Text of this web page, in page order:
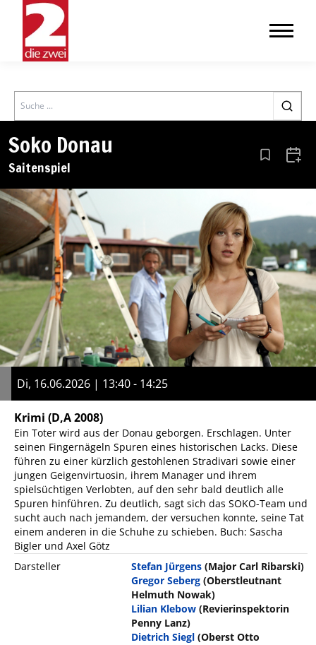
Search
Soko Donau
Saitenspiel Aus den
Di, 16.06.2026 | 13:40 - 14:25
Krimi (D,A 2008)
Ein Toter wird aus der Donau geborgen. Erschlagen. Unter
seinen Fingernägeln Spuren eines historischen Lacks. Diese
führen zu einer kürzlich gestohlenen Stradivari sowie einer
jungen Geigenvirtuosin, ihrem Manager und ihrem
spielsüchtigen Verlobten, auf den sehr bald deutlich alle
Spuren hinführen. Zu deutlich, sagt sich das SOKO-Team und
sucht auch nach jemandem, der versuchen konnte, seine Tat
einem anderen in die Schuhe zu schieben. Buch: Sascha
Bigler und Axel Götz
Darsteller
Stefan Jürgens (Major Carl Ribarski)
Gregor Seberg (Oberstleutnant
Helmuth Nowak)
Lilian Klebow (Revierinspektorin
Penny Lanz)
Dietrich Siegl (Oberst Otto